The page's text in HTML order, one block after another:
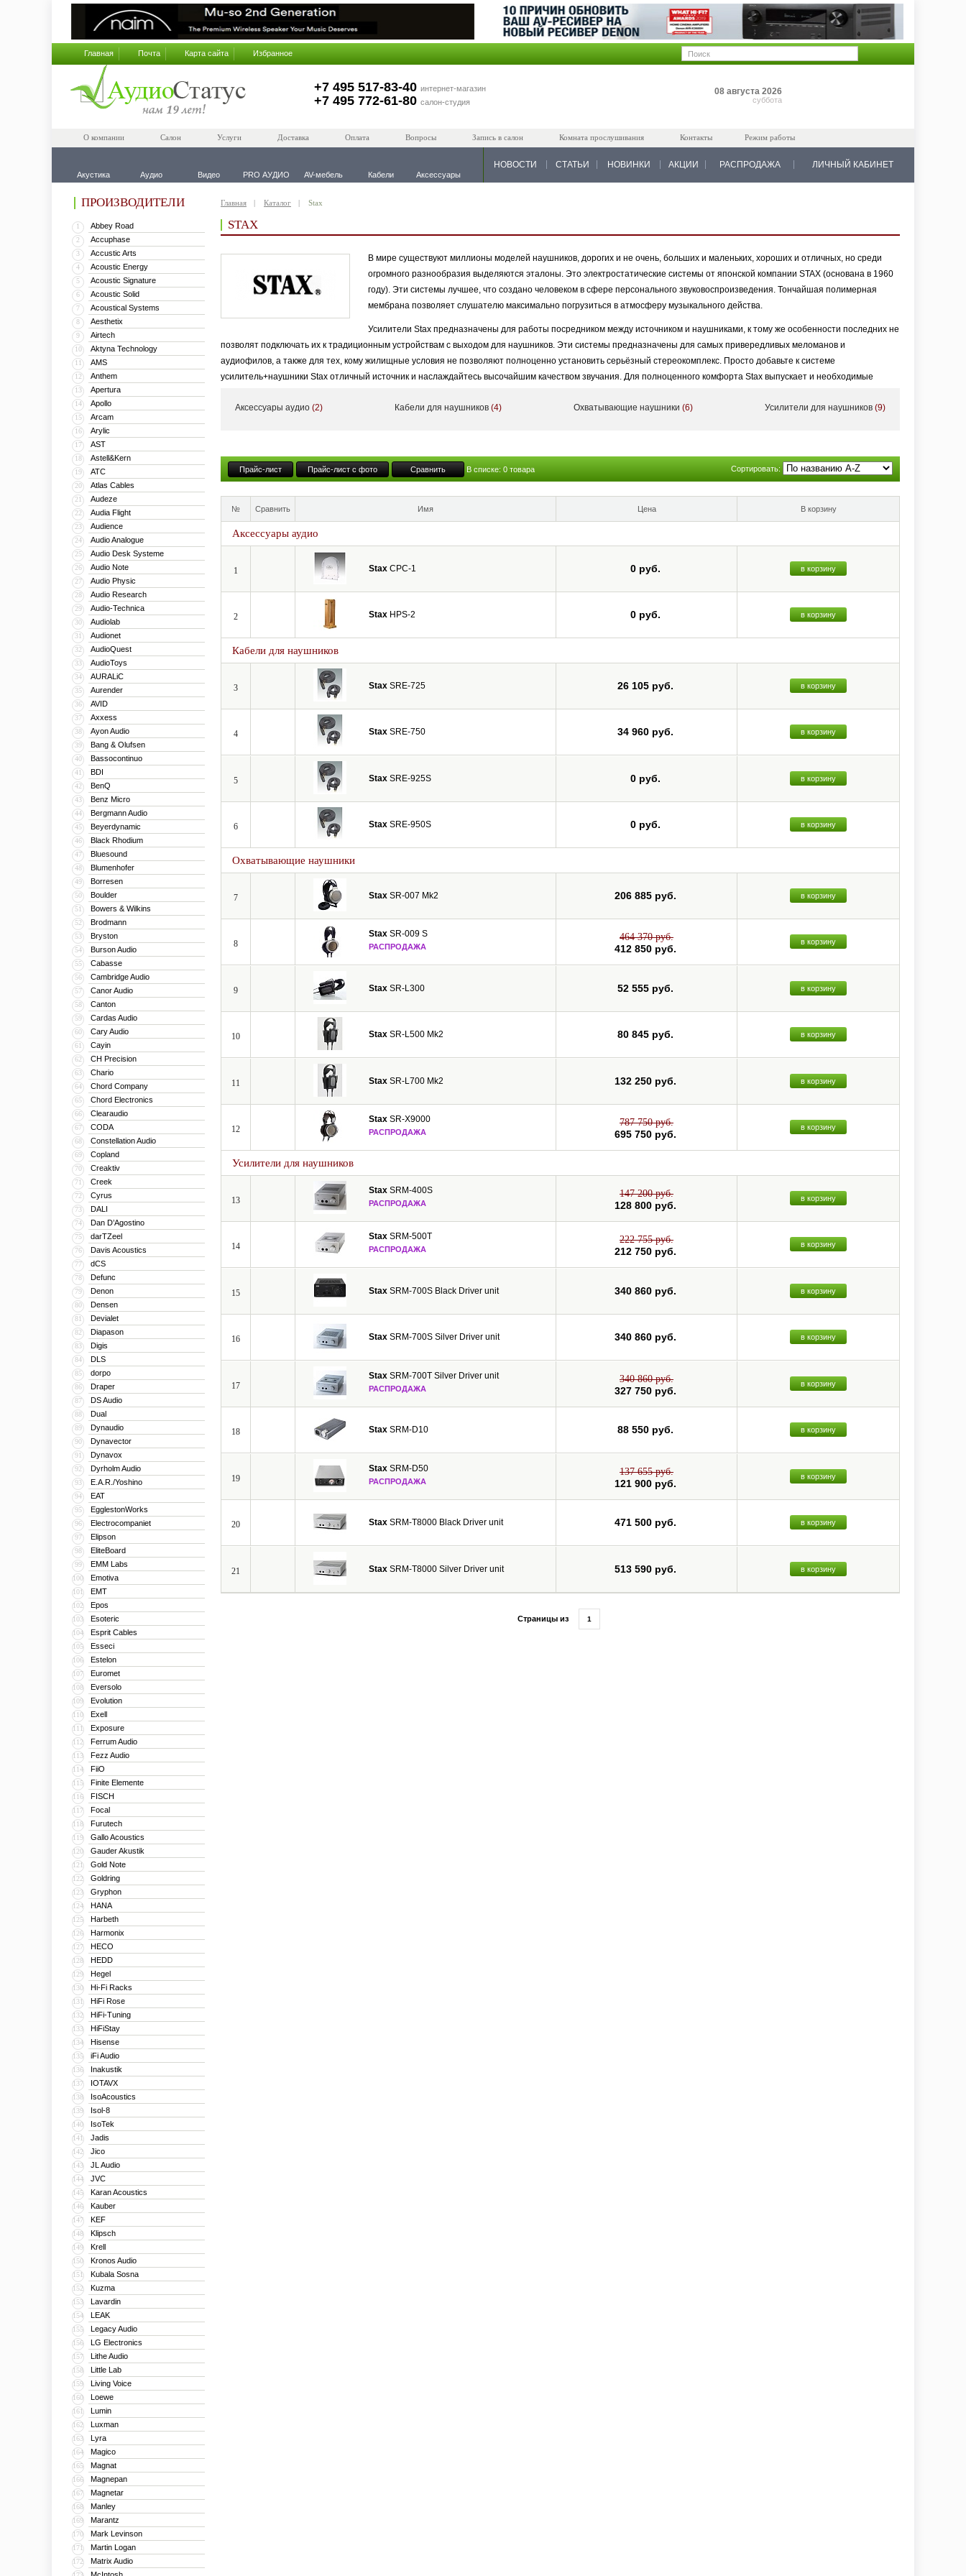
Главная Почта Карта сайта Избранное
+7 495 517-83-40 интернет-магазин
+7 495 772-61-80 салон-студия
08 августа 2026
суббота
О компании Салон Услуги Доставка Оплата Вопросы Запись в салон Комната прослушивания Контакты Режим работы
Акустика Аудио Видео PRO АУДИО AV-мебель Кабели Аксессуары
НОВОСТИ СТАТЬИ НОВИНКИ АКЦИИ РАСПРОДАЖА ЛИЧНЫЙ КАБИНЕТ
ПРОИЗВОДИТЕЛИ
1 Abbey Road
2 Accuphase
3 Accustic Arts
4 Acoustic Energy
5 Acoustic Signature
6 Acoustic Solid
7 Acoustical Systems
8 Aesthetix
9 Airtech
10 Aktyna Technology
11 AMS
12 Anthem
13 Apertura
14 Apollo
15 Arcam
16 Arylic
17 AST
18 Astell&Kern
19 ATC
20 Atlas Cables
21 Audeze
22 Audia Flight
23 Audience
24 Audio Analogue
25 Audio Desk Systeme
26 Audio Note
27 Audio Physic
28 Audio Research
29 Audio-Technica
30 Audiolab
31 Audionet
32 AudioQuest
33 AudioToys
34 AURALiC
35 Aurender
36 AVID
37 Axxess
38 Ayon Audio
39 Bang & Olufsen
40 Bassocontinuo
41 BDI
42 BenQ
43 Benz Micro
44 Bergmann Audio
45 Beyerdynamic
46 Black Rhodium
47 Bluesound
48 Blumenhofer
49 Borresen
50 Boulder
51 Bowers & Wilkins
52 Brodmann
53 Bryston
54 Burson Audio
55 Cabasse
56 Cambridge Audio
57 Canor Audio
58 Canton
59 Cardas Audio
60 Cary Audio
61 Cayin
62 CH Precision
63 Chario
64 Chord Company
65 Chord Electronics
66 Clearaudio
67 CODA
68 Constellation Audio
69 Copland
70 Creaktiv
71 Creek
72 Cyrus
73 DALI
74 Dan D’Agostino
75 darTZeel
76 Davis Acoustics
77 dCS
78 Defunc
79 Denon
80 Densen
81 Devialet
82 Diapason
83 Digis
84 DLS
85 dorpo
86 Draper
87 DS Audio
88 Dual
89 Dynaudio
90 Dynavector
91 Dynavox
92 Dyrholm Audio
93 E.A.R./Yoshino
94 EAT
95 EgglestonWorks
96 Electrocompaniet
97 Elipson
98 EliteBoard
99 EMM Labs
100 Emotiva
101 EMT
102 Epos
103 Esoteric
104 Esprit Cables
105 Esseci
106 Estelon
107 Euromet
108 Eversolo
109 Evolution
110 Exell
111 Exposure
112 Ferrum Audio
113 Fezz Audio
114 FiiO
115 Finite Elemente
116 FISCH
117 Focal
118 Furutech
119 Gallo Acoustics
120 Gauder Akustik
121 Gold Note
122 Goldring
123 Gryphon
124 HANA
125 Harbeth
126 Harmonix
127 HECO
128 HEDD
129 Hegel
130 Hi-Fi Racks
131 HiFi Rose
132 HiFi-Tuning
133 HiFiStay
134 Hisense
135 iFi Audio
136 Inakustik
137 IOTAVX
138 IsoAcoustics
139 Isol-8
140 IsoTek
141 Jadis
142 Jico
143 JL Audio
144 JVC
145 Karan Acoustics
146 Kauber
147 KEF
148 Klipsch
149 Krell
150 Kronos Audio
151 Kubala Sosna
152 Kuzma
153 Lavardin
154 LEAK
155 Legacy Audio
156 LG Electronics
157 Lithe Audio
158 Little Lab
159 Living Voice
160 Loewe
161 Lumin
162 Luxman
163 Lyra
164 Magico
165 Magnat
166 Magnepan
167 Magnetar
168 Manley
169 Marantz
170 Mark Levinson
171 Martin Logan
172 Matrix Audio
Главная Каталог Stax
STAX
В мире существуют миллионы моделей наушников, дорогих и не очень, больших и маленьких, хороших и отличных, но среди
огромного разнообразия выделяются эталоны. Это электростатические системы от японской компании STAX (основана в 1960
году). Эти системы лучшее, что создано человеком в сфере персонального звуковоспроизведения. Тончайшая полимерная
мембрана позволяет слушателю максимально погрузиться в атмосферу музыкального действа.
Усилители Stax предназначены для работы посредником между источником и наушниками, к тому же особенности последних не
позволят подключать их к традиционным устройствам с выходом для наушников. Эти системы предназначены для самых привередливых меломанов и
аудиофилов, а также для тех, кому жилищные условия не позволяют полноценно установить серьёзный стереокомплекс. Просто добавьте к системе
усилитель+наушники Stax отличный источник и наслаждайтесь высочайшим качеством звучания. Для полноценного комфорта Stax выпускает и необходимые
Аксессуары аудио (2) Кабели для наушников (4) Охватывающие наушники (6) Усилители для наушников (9)
Прайс-лист Прайс-лист с фото Сравнить В списке: 0 товара Сортировать:
№ Сравнить Имя Цена В корзину
Аксессуары аудио
1 Stax CPC-1 0 руб. в корзину
2 Stax HPS-2 0 руб. в корзину
Кабели для наушников
3 Stax SRE-725 26 105 руб. в корзину
4 Stax SRE-750 34 960 руб. в корзину
5 Stax SRE-925S 0 руб. в корзину
6 Stax SRE-950S 0 руб. в корзину
Охватывающие наушники
7 Stax SR-007 Mk2 206 885 руб. в корзину
8
Stax SR-009 S
РАСПРОДАЖА
464 370 руб.
412 850 руб.
в корзину
9 Stax SR-L300 52 555 руб. в корзину
10 Stax SR-L500 Mk2 80 845 руб. в корзину
11 Stax SR-L700 Mk2 132 250 руб. в корзину
12
Stax SR-X9000
РАСПРОДАЖА
787 750 руб.
695 750 руб.
в корзину
Усилители для наушников
13
Stax SRM-400S
РАСПРОДАЖА
147 200 руб.
128 800 руб.
в корзину
14
Stax SRM-500T
РАСПРОДАЖА
222 755 руб.
212 750 руб.
в корзину
15 Stax SRM-700S Black Driver unit 340 860 руб. в корзину
16 Stax SRM-700S Silver Driver unit 340 860 руб. в корзину
17
Stax SRM-700T Silver Driver unit
РАСПРОДАЖА
340 860 руб.
327 750 руб.
в корзину
18 Stax SRM-D10 88 550 руб. в корзину
19
Stax SRM-D50
РАСПРОДАЖА
137 655 руб.
121 900 руб.
в корзину
20 Stax SRM-T8000 Black Driver unit 471 500 руб. в корзину
21 Stax SRM-T8000 Silver Driver unit 513 590 руб. в корзину
Страницы из 1